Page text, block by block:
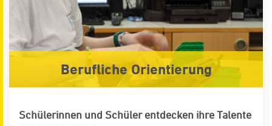
Berufliche Orientierung
Schülerinnen und Schüler entdecken ihre Talente